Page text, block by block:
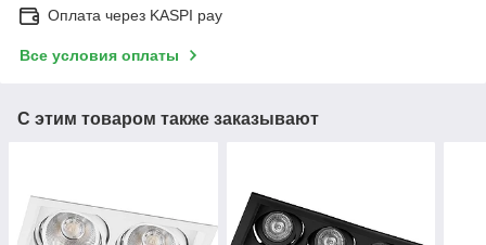
Оплата через KASPI pay
Все условия оплаты
С этим товаром также заказывают